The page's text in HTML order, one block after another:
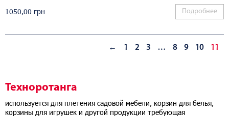
1050,00 грн Подробнее
← 1 2 3 … 8 9 10 11
Техноротанга
используется для плетения садовой мебели, корзин для белья,
корзины для игрушек и другой продукции требующая